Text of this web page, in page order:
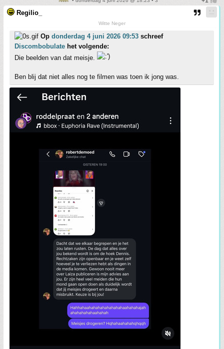
Regilio_
Witte Neger
Op donderdag 4 juni 2026 09:53 schreef
Discombobulate het volgende:
Die beelden van dat meisje.
Ben blij dat niet alles nog te filmen was toen ik jong was.